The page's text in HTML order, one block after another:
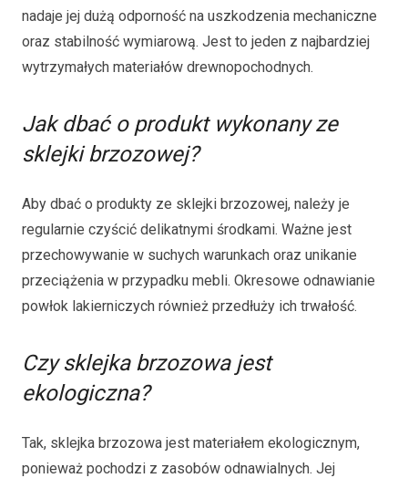
nadaje jej dużą odporność na uszkodzenia mechaniczne
oraz stabilność wymiarową. Jest to jeden z najbardziej
wytrzymałych materiałów drewnopochodnych.
Jak dbać o produkt wykonany ze
sklejki brzozowej?
Aby dbać o produkty ze sklejki brzozowej, należy je
regularnie czyścić delikatnymi środkami. Ważne jest
przechowywanie w suchych warunkach oraz unikanie
przeciążenia w przypadku mebli. Okresowe odnawianie
powłok lakierniczych również przedłuży ich trwałość.
Czy sklejka brzozowa jest
ekologiczna?
Tak, sklejka brzozowa jest materiałem ekologicznym,
ponieważ pochodzi z zasobów odnawialnych. Jej